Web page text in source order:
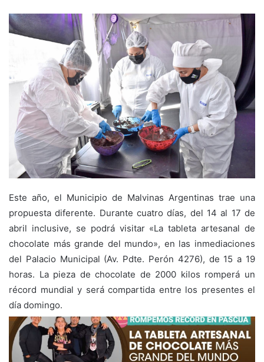
Este año, el Municipio de Malvinas Argentinas trae una
propuesta diferente. Durante cuatro días, del 14 al 17 de
abril inclusive, se podrá visitar «La tableta artesanal de
chocolate más grande del mundo», en las inmediaciones
del Palacio Municipal (Av. Pdte. Perón 4276), de 15 a 19
horas. La pieza de chocolate de 2000 kilos romperá un
récord mundial y será compartida entre los presentes el
día domingo.